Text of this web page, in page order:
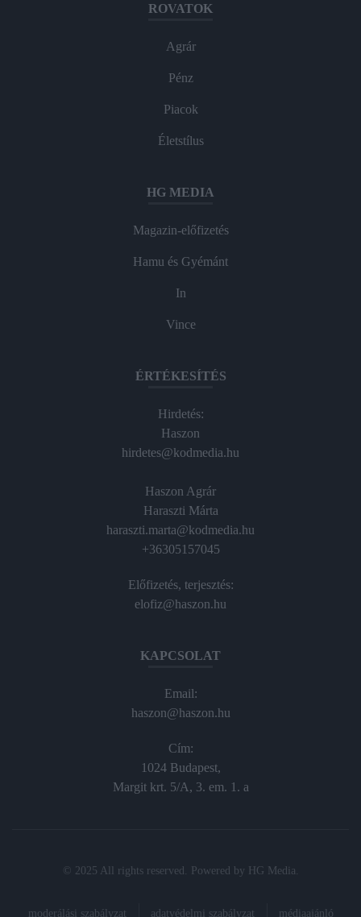
ROVATOK
Agrár
Pénz
Piacok
Életstílus
HG MEDIA
Magazin-előfizetés
Hamu és Gyémánt
In
Vince
ÉRTÉKESÍTÉS
Hirdetés:
Haszon
hirdetes@kodmedia.hu
Haszon Agrár
Haraszti Márta
haraszti.marta@kodmedia.hu
+36305157045
Előfizetés, terjesztés:
elofiz@haszon.hu
KAPCSOLAT
Email:
haszon@haszon.hu
Cím:
1024 Budapest,
Margit krt. 5/A, 3. em. 1. a
© 2025 All rights reserved. Powered by HG Media.
moderálási szabályzat adatvédelmi szabályzat médiaajánló